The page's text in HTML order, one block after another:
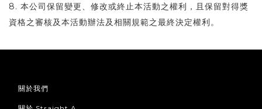
8. 本公司保留變更、修改或終止本活動之權利，且保留對得獎
資格之審核及本活動辦法及相關規範之最終決定權利。
關於我們